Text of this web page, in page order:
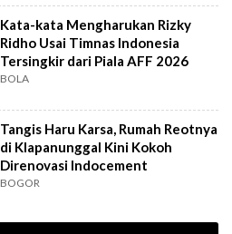
Kata-kata Mengharukan Rizky
Ridho Usai Timnas Indonesia
Tersingkir dari Piala AFF 2026
BOLA
Tangis Haru Karsa, Rumah Reotnya
di Klapanunggal Kini Kokoh
Direnovasi Indocement
BOGOR